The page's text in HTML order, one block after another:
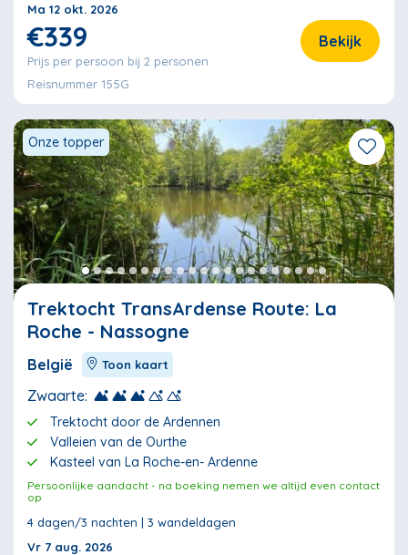
Ma 12 okt. 2026
€339
Prijs per persoon bij 2 personen
Bekijk
Reisnummer 155G
Onze topper
Trektocht TransArdense Route: La
Roche - Nassogne
België Toon kaart
Zwaarte:
Trektocht door de Ardennen
Valleien van de Ourthe
Kasteel van La Roche-en- Ardenne
Persoonlijke aandacht - na boeking nemen we altijd even contact
op
4 dagen/3 nachten | 3 wandeldagen
Vr 7 aug. 2026